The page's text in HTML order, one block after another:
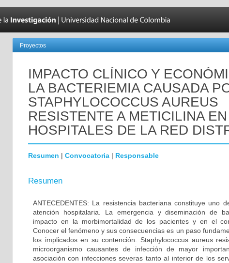
Proyectos
IMPACTO CLÍNICO Y
LA BACTERIEMIA CAUSADA
STAPHYLOCOCCUS AUREUS
RESISTENTE A METICILINA EN
HOSPITALES DE LA RED
Resumen | Convocatoria | Responsable
Resumen
ANTECEDENTES: La resistencia bacteriana constituye uno
atención hospitalaria. La emergencia y diseminación de
impacto en la morbimortalidad de los pacientes y en el
Conocer el fenómeno y sus consecuencias es un paso
los implicados en su contención. Staphylococcus aureus
microorganismo causantes de infección de mayor
asociación con infecciones severas tanto al interior de los